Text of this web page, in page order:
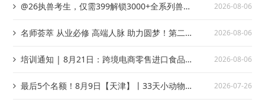
@26执兽考生，仅需399解锁3000+全系列兽医
2026-08-06
名师荟萃 从业必修 高端人脉 助力圆梦！第二
2026-08-06
培训通知 | 8月21日：跨境电商零售进口食品
2026-08-06
最后5个名额！8月9日【天津】丨33天小动物
2026-07-26